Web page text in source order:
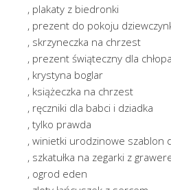
, plakaty z biedronki
, prezent do pokoju
, skrzyneczka na chrzest
, prezent świąteczny dla
, krystyna boglar
, książeczka na chrzest
, ręczniki dla babci i dziadka
, tylko prawda
, winietki urodzinowe szablon
, szkatułka na zegarki z
, ogrod eden